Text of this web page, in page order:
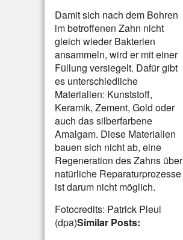
Damit sich nach dem Bohren
im betroffenen Zahn nicht
gleich wieder Bakterien
ansammeln, wird er mit einer
Füllung versiegelt. Dafür gibt
es unterschiedliche
Materialien: Kunststoff,
Keramik, Zement, Gold oder
auch das silberfarbene
Amalgam. Diese Materialien
bauen sich nicht ab, eine
Regeneration des Zahns über
natürliche Reparaturprozesse
ist darum nicht möglich.
Fotocredits: Patrick Pleul
(dpa)Similar Posts: